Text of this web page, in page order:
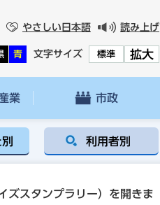
やさしい日本語 読み上げ
青 文字サイズ 標準 拡大
業 市政
利用者別
ズスタンプラリー）を開きま